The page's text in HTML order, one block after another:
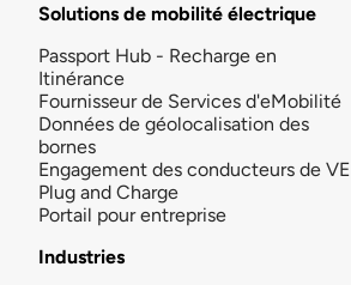
Solutions de mobilité électrique
Passport Hub - Recharge en
Itinérance
Fournisseur de Services d'eMobilité
Données de géolocalisation des
bornes
Engagement des conducteurs de VE
Plug and Charge
Portail pour entreprise
Industries